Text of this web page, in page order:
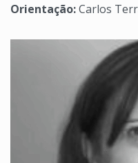
Orientação:Carlos